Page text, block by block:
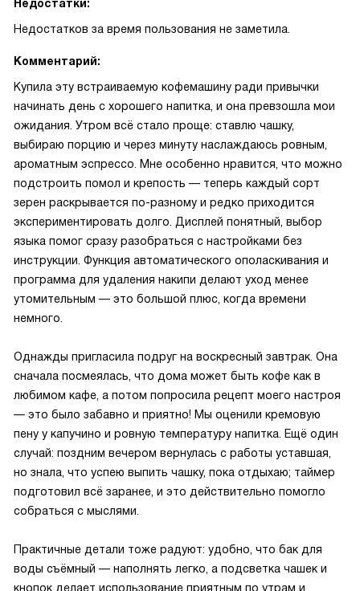
Недостатки:
Недостатков за время пользования не заметила.
Комментарий:
Купила эту встраиваемую кофемашину ради привычки
начинать день с хорошего напитка, и она превзошла мои
ожидания. Утром всё стало проще: ставлю чашку,
выбираю порцию и через минуту наслаждаюсь ровным,
ароматным эспрессо. Мне особенно нравится, что можно
подстроить помол и крепость — теперь каждый сорт
зерен раскрывается по-разному и редко приходится
экспериментировать долго. Дисплей понятный, выбор
языка помог сразу разобраться с настройками без
инструкции. Функция автоматического ополаскивания и
программа для удаления накипи делают уход менее
утомительным — это большой плюс, когда времени
немного.
Однажды пригласила подруг на воскресный завтрак. Она
сначала посмеялась, что дома может быть кофе как в
любимом кафе, а потом попросила рецепт моего настроя
— это было забавно и приятно! Мы оценили кремовую
пену у капучино и ровную температуру напитка. Ещё один
случай: поздним вечером вернулась с работы уставшая,
но знала, что успею выпить чашку, пока отдыхаю; таймер
подготовил всё заранее, и это действительно помогло
собраться с мыслями.
Практичные детали тоже радуют: удобно, что бак для
воды съёмный — наполнять легко, а подсветка чашек и
кнопок делает использование приятным по утрам и